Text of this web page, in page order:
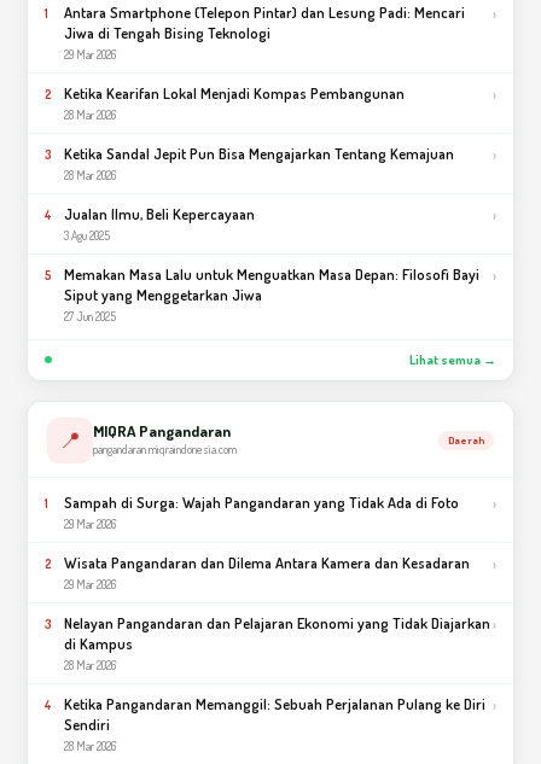
1
Antara Smartphone (Telepon Pintar) dan Lesung Padi: Mencari
Jiwa di Tengah Bising Teknologi
29 Mar 2026
›
2 Ketika Kearifan Lokal Menjadi Kompas Pembangunan
28 Mar 2026
›
3 Ketika Sandal Jepit Pun Bisa Mengajarkan Tentang Kemajuan
28 Mar 2026
›
4 Jualan Ilmu, Beli Kepercayaan
3 Agu 2025
›
5
Memakan Masa Lalu untuk Menguatkan Masa Depan: Filosofi Bayi
Siput yang Menggetarkan Jiwa
27 Jun 2025
›
Lihat semua →
📍 MIQRA Pangandaran
pangandaran.miqraindonesia.com
Daerah
1 Sampah di Surga: Wajah Pangandaran yang Tidak Ada di Foto
29 Mar 2026
›
2 Wisata Pangandaran dan Dilema Antara Kamera dan Kesadaran
29 Mar 2026
›
3
Nelayan Pangandaran dan Pelajaran Ekonomi yang Tidak Diajarkan
di Kampus
28 Mar 2026
›
4
Ketika Pangandaran Memanggil: Sebuah Perjalanan Pulang ke Diri
Sendiri
28 Mar 2026
›